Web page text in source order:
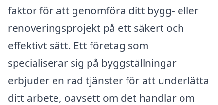
faktor för att genomföra ditt bygg- eller
renoveringsprojekt på ett säkert och
effektivt sätt. Ett företag som
specialiserar sig på byggställningar
erbjuder en rad tjänster för att underlätta
ditt arbete, oavsett om det handlar om